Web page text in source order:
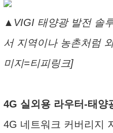
▲VIGI 태양광 발전 솔
서 지역이나 농촌처럼
미지=티피링크]
4G 실외용 라우터-태양
4G 네트워크 커버리지